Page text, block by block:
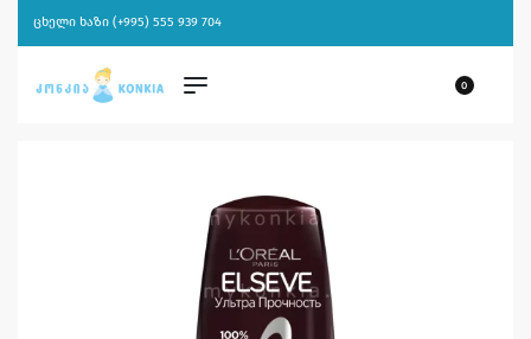
ცხელი ხაზი (+995) 555 939 704
0